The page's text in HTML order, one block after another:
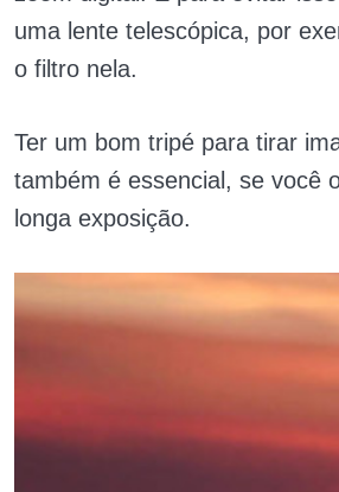
uma lente telescópica, por
o filtro nela.
Ter um bom tripé para tirar
também é essencial, se você
longa exposição.